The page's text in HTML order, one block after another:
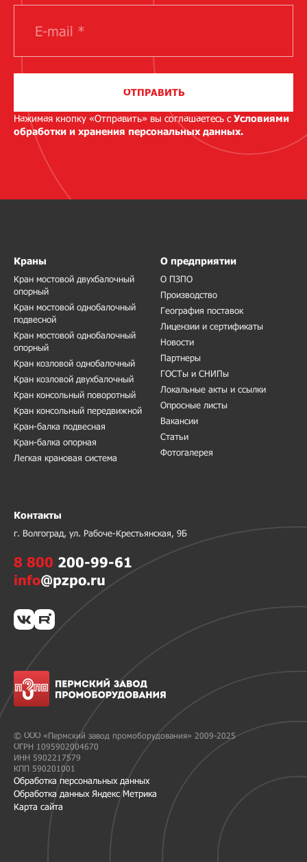
ОТПРАВИТЬ
Нажимая кнопку «Отправить» вы соглашаетесь сУсловиями
обработки и хранения персональных данных.
© ООО «Пермский завод промоборудования» 2009-2025
ОГРН 1095902004670
ИНН 5902217579
КПП 590201001
Обработка персональных данных
Обработка данных Яндекс Метрика
Карта сайта
Краны
Кран мостовой двухбалочный
опорный
Кран мостовой однобалочный
подвесной
Кран мостовой однобалочный
опорный
Кран козловой однобалочный
Кран козловой двухбалочный
Кран консольный поворотный
Кран консольный передвижной
Кран-балка подвесная
Кран-балка опорная
Легкая крановая система
О предприятии
О ПЗПО
Производство
География поставок
Лицензии и сертификаты
Новости
Партнеры
ГОСТы и СНИПы
Локальные акты и ссылки
Опросные листы
Вакансии
Статьи
Фотогалерея
Контакты
г. Волгоград, ул. Рабоче-Крестьянская, 9Б
8 800 200-99-61
info@pzpo.ru